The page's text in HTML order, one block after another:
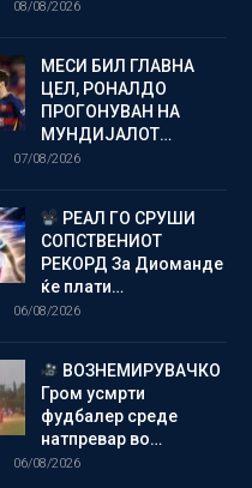
08/08/2026
МЕСИ БИЛ ГЛАВНА
ЦЕЛ, РОНАЛДО
ПРОГОНУВАН НА
МУНДИЈАЛОТ…
07/08/2026
РЕАЛ ГО СРУШИ
СОПСТВЕНИОТ
РЕКОРД За Диоманде
ќе плати…
06/08/2026
ВОЗНЕМИРУВАЧКО
Гром усмрти
фудбалер среде
натпревар во…
06/08/2026